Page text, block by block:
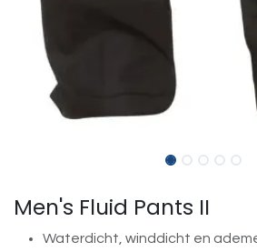
Men's Fluid Pants II
Waterdicht, winddicht en